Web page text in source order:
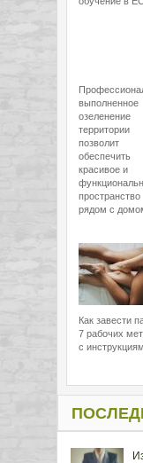
выполненное
озеленение
территории
позволит
обеспечить
красивое и
пространство
рядом с
Как завести
7 рабочих
с